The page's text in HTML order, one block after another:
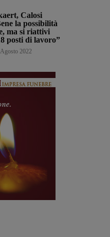
Calosi
la possibilità
ma si riattivi
posti di lavoro”
2022